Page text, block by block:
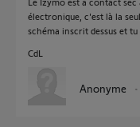
électronique, c'est là la
schéma inscrit dessus et
CdL
Anonyme